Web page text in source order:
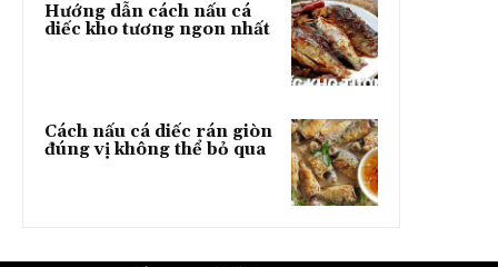
Hướng dẫn cách nấu cá
diếc kho tương ngon nhất
Cách nấu cá diếc rán giòn
đúng vị không thể bỏ qua